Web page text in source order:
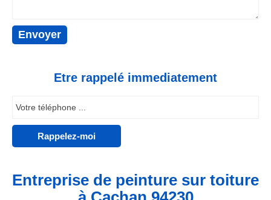
Etre rappelé immediatement
Entreprise de peinture sur toiture